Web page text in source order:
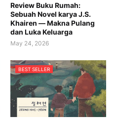
Review Buku Rumah:
Sebuah Novel karya J.S.
Khairen — Makna Pulang
dan Luka Keluarga
May 24, 2026
BEST SELLER